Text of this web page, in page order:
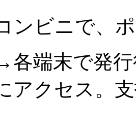
ンビニで、
各端末で発
アクセス。